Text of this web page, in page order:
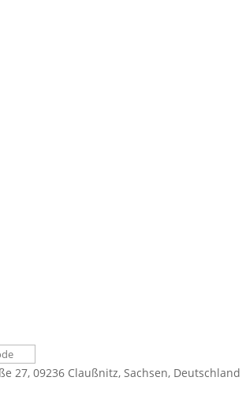
27, 09236 Claußnitz, Sachsen, Deutschland